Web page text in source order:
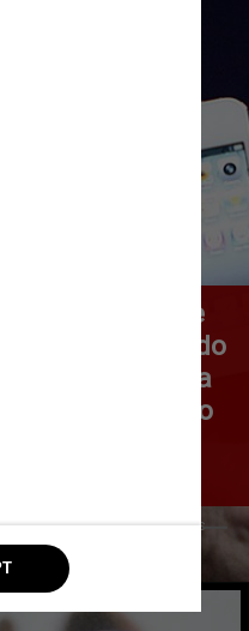
da Apple, Steve
arquivo quando
para
para o
Yohe/Wikimedia Commons